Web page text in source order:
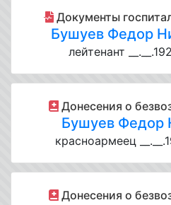
Документы
Бушуев Федор
лейтенант
Донесения о
Бушуев Федор
красноармеец
Донесения о